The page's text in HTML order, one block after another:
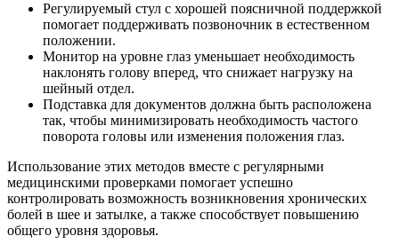
Регулируемый стул с хорошей поясничной поддержкой
помогает поддерживать позвоночник в естественном
положении.
Монитор на уровне глаз уменьшает необходимость
наклонять голову вперед, что снижает нагрузку на
шейный отдел.
Подставка для документов должна быть расположена
так, чтобы минимизировать необходимость частого
поворота головы или изменения положения глаз.
Использование этих методов вместе с регулярными
медицинскими проверками помогает успешно
контролировать возможность возникновения хронических
болей в шее и затылке, а также способствует повышению
общего уровня здоровья.